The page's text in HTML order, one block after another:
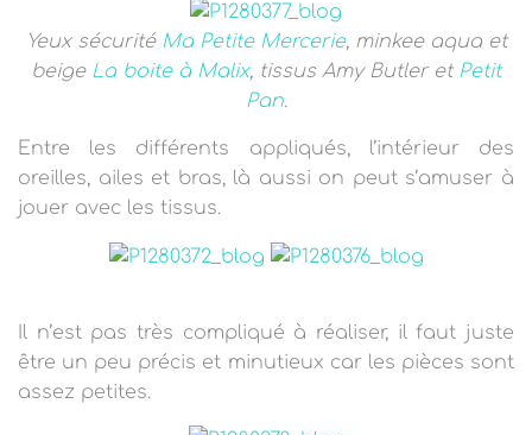
Yeux sécurité Ma Petite Mercerie, minkee aqua et
beige La boite à Malix, tissus Amy Butler et Petit
Pan.
Entre les différents appliqués, l’intérieur des
oreilles, ailes et bras, là aussi on peut s’amuser à
jouer avec les tissus.
Il n’est pas très compliqué à réaliser, il faut juste
être un peu précis et minutieux car les pièces sont
assez petites.